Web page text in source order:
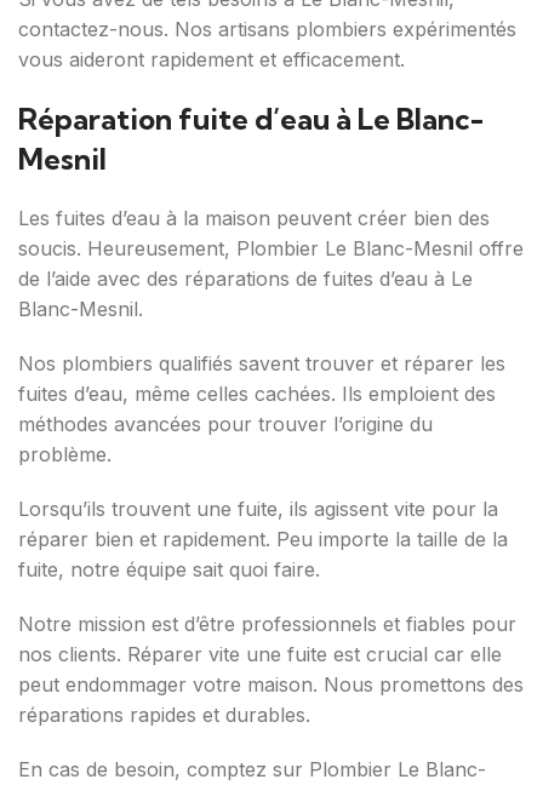
contactez-nous. Nos artisans plombiers expérimentés
vous aideront rapidement et efficacement.
Réparation fuite d’eau à Le Blanc-
Mesnil
Les fuites d’eau à la maison peuvent créer bien des
soucis. Heureusement, Plombier Le Blanc-Mesnil offre
de l’aide avec des réparations de fuites d’eau à Le
Blanc-Mesnil.
Nos plombiers qualifiés savent trouver et réparer les
fuites d’eau, même celles cachées. Ils emploient des
méthodes avancées pour trouver l’origine du
problème.
Lorsqu’ils trouvent une fuite, ils agissent vite pour la
réparer bien et rapidement. Peu importe la taille de la
fuite, notre équipe sait quoi faire.
Notre mission est d’être professionnels et fiables pour
nos clients. Réparer vite une fuite est crucial car elle
peut endommager votre maison. Nous promettons des
réparations rapides et durables.
En cas de besoin, comptez sur Plombier Le Blanc-